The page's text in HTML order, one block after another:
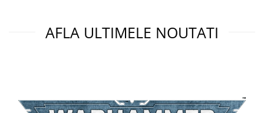
Puzzle XXL
Puzzle 8000 piese
AFLA ULTIMELE NOUTATI